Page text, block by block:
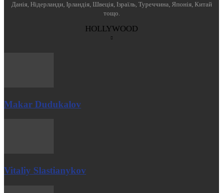
Данія, Нідерланди, Ірландія, Швеція, Ізраїль, Туреччина, Японія, Китай
тощо.
HOLLYWOOD
Makar Dudukalov
Vitaliy Slastianykov